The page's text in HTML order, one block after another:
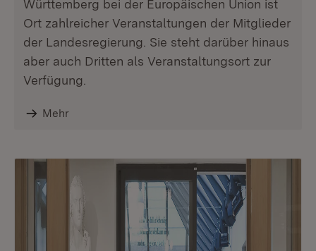
Württemberg bei der Europäischen Union ist
Ort zahlreicher Veranstaltungen der Mitglieder
der Landesregierung. Sie steht darüber hinaus
aber auch Dritten als Veranstaltungsort zur
Verfügung.
Mehr